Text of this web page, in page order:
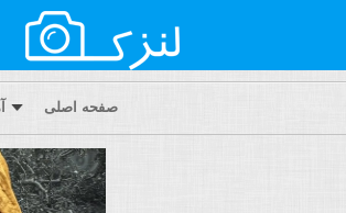
صفحه اصلی